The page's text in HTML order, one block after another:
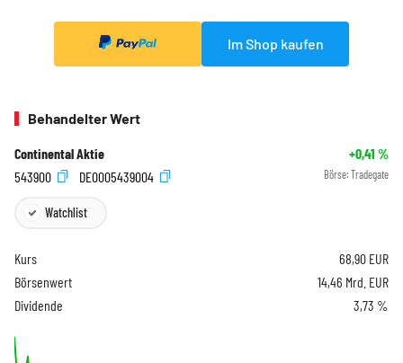
Im Shop kaufen
Behandelter Wert
Continental Aktie +0,41 %
543900
DE0005439004 Börse: Tradegate
Watchlist
Kurs 68,90 EUR
Börsenwert
14,46 Mrd. EUR
Dividende
3,73 %